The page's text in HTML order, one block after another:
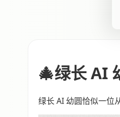
🎄绿长 AI
绿长 AI 幼圆恰似一位